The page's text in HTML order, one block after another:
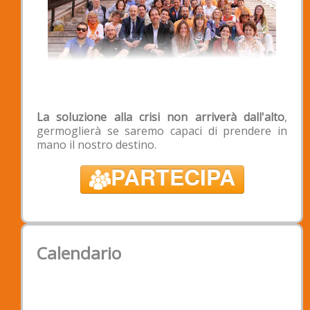
Intestazione: Associazione Padova2020
Banca: Banca Popolare Etica - Filiale di
La soluzione alla crisi non arriverà dall'alto,
germoglierà se saremo capaci di prendere in
mano il nostro destino.
PARTECIPA
Calendario